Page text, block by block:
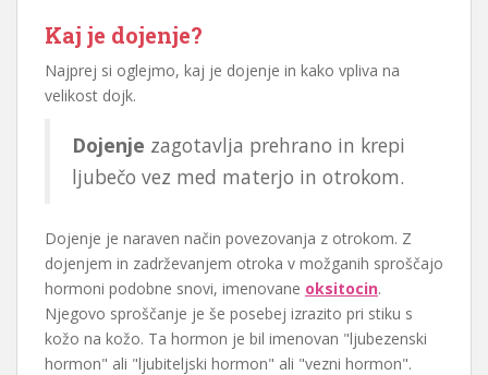
Kaj je dojenje?
Najprej si oglejmo, kaj je dojenje in kako vpliva na
velikost dojk.
Dojenje zagotavlja prehrano in krepi
ljubečo vez med materjo in otrokom.
Dojenje je naraven način povezovanja z otrokom. Z
dojenjem in zadrževanjem otroka v možganih sproščajo
hormoni podobne snovi, imenovane oksitocin.
Njegovo sproščanje je še posebej izrazito pri stiku s
kožo na kožo. Ta hormon je bil imenovan "ljubezenski
hormon" ali "ljubiteljski hormon" ali "vezni hormon".